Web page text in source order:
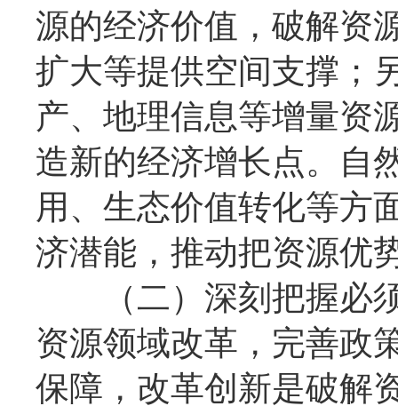
源的经济价值，破解资
扩大等提供空间支撑；
产、地理信息等增量资
造新的经济增长点。自
用、生态价值转化等方
济潜能，推动把资源优
（二）深刻把握必须
资源领域改革，完善政
保障，改革创新是破解